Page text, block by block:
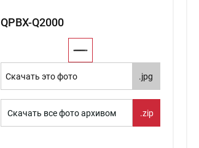
QPBX-Q2000
Скачать это фото .jpg
Скачать все фото архивом .zip